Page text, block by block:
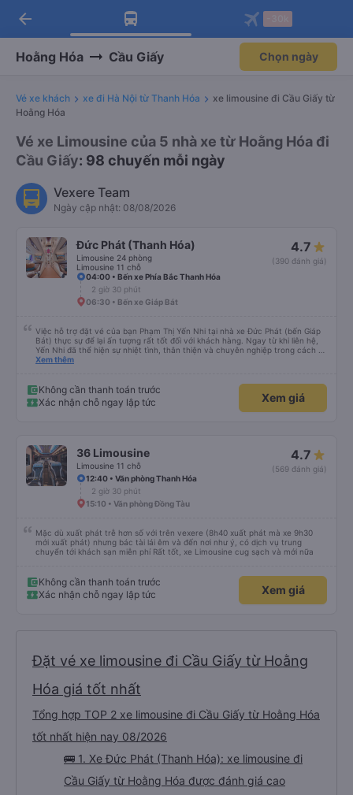
Tải app Vexere ngay!
Nhận ưu đãi thành viên độc
Mở app
Tải app Vexere
-30k/ghế khi đặt vé máy bay qua
Mở app
arrow_back
Hoằng Hóa Cầu Giấy Chọn ngày
Vé xe khách xe đi Hà Nội từ Thanh Hóa
xe limousine đi Cầu Giấy từ
Hoằng Hóa
Vé xe Limousine của 5 nhà xe từ Hoằng Hóa đi
Cầu Giấy: 98 chuyến mỗi ngày
Vexere Team
Ngày cập nhật: 08/08/2026
Đức Phát (Thanh Hóa)
Limousine 24 phòng
Limousine 11 chỗ
4.7
(390 đánh giá)
04:00 • Bến xe Phía Bắc Thanh Hóa
2 giờ 30 phút
06:30 • Bến xe Giáp Bát
Việc hỗ trợ đặt vé của bạn Phạm Thị Yến Nhi tại nhà xe Đức Phát (bến Giáp
Bát) thực sự để lại ấn tượng rất tốt đối với khách hàng. Ngay từ khi liên hệ,
Yến Nhi đã thể hiện sự nhiệt tình, thân thiện và chuyên nghiệp trong cách tư
vấn. Mọi thắc mắc đều được giải đáp rõ ràng, nhanh chóng, giúp khách hàng
trình đặt vé, từ việc giữ chỗ, xác nhận thông tin đến nhắc nhở giờ xe chạy.
Sự tận tâm và chu đáo này giúp khách hàng cảm thấy yên tâm và tin tưởng
hơn khi sử dụng dịch vụ của nhà xe Đức Phát. Thái độ làm việc nghiêm túc,
khen ngợi trong lĩnh vực dịch vụ vận tải hành khách.
Xem thêm
Không cần thanh toán trước
Xác nhận chỗ ngay lập tức
Xem giá
36 Limousine
Limousine 11 chỗ
4.7
(569 đánh giá)
12:40 • Văn phòng Thanh Hóa
2 giờ 30 phút
15:10 • Văn phòng Đồng Tàu
Mặc dù xuất phát trễ hơn số với trên vexere (8h40 xuất phát mà xe 9h30
mới xuất phát) nhưng bác tài lái êm và đến nơi như ý, có dịch vụ trung
chuyển tới khách sạn miễn phí Rất tốt, xe Limousine cug sạch và mới nữa
Không cần thanh toán trước
Xác nhận chỗ ngay lập tức
Xem giá
Đặt vé xe limousine đi Cầu Giấy từ Hoằng
Hóa giá tốt nhất
Tổng hợp TOP 2 xe limousine đi Cầu Giấy từ Hoằng Hóa
tốt nhất hiện nay 08/2026
🚌 1. Xe Đức Phát (Thanh Hóa): xe limousine đi
Cầu Giấy từ Hoằng Hóa được đánh giá cao